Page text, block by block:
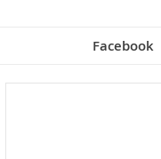
Facebook